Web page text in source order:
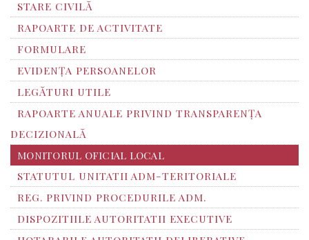
STARE CIVILĂ
RAPOARTE DE ACTIVITATE
FORMULARE
EVIDENȚA PERSOANELOR
LEGĂTURI UTILE
RAPOARTE ANUALE PRIVIND TRANSPARENŢA
DECIZIONALĂ
MONITORUL OFICIAL LOCAL
STATUTUL UNITATII ADM-TERITORIALE
REG. PRIVIND PROCEDURILE ADM.
DISPOZITIILE AUTORITATII EXECUTIVE